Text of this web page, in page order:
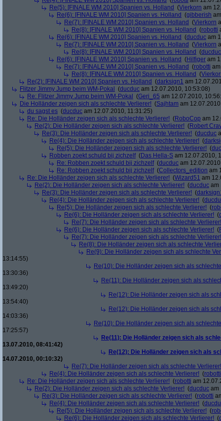
Re(5): [FINALE WM 2010] Spanien vs. Holland (Vierkorn am
Re(6): [FINALE WM 2010] Spanien vs. Holland (gibberish
Re(7): [FINALE WM 2010] Spanien vs. Holland (Vierkorn
Re(8): [FINALE WM 2010] Spanien vs. Holland (robotti
Re(6): [FINALE WM 2010] Spanien vs. Holland (ducduc am
Re(7): [FINALE WM 2010] Spanien vs. Holland (Vierkorn
Re(8): [FINALE WM 2010] Spanien vs. Holland (ducduc
Re(6): [FINALE WM 2010] Spanien vs. Holland (Hilfiger am
Re(7): [FINALE WM 2010] Spanien vs. Holland (robotti
Re(8): [FINALE WM 2010] Spanien vs. Holland (
Re(2): [FINALE WM 2010] Spanien vs. Holland (darksign1 am
Flitzer Jimmy Jump beim WM-Pokal
(ducduc am 12.07.2010, 10:53:08)
Re: Flitzer Jimmy Jump beim WM-Pokal
(Geri_65 am 12.07.2010,
Die Holländer zeigen sich als schlechte Verlierer! (Sajhtam am
du sagst es (ducduc am 12.07.2010, 11:31:25)
Re: Die Holländer zeigen sich als schlechte Verlierer! (RoboCop am
Re(2): Die Holländer zeigen sich als schlechte Verlierer! (Robert
Re(3): Die Holländer zeigen sich als schlechte Verlierer! (ducduc
Re(4): Die Holländer zeigen sich als schlechte Verlierer! (
Re(5): Die Holländer zeigen sich als schlechte Verlierer! (
Robben zoekt schuld bij zichzelf(Das Hella-S am 12.07.2010,
Re: Robben zoekt schuld bij zichzelf(ducduc am
Re: Robben zoekt schuld bij zichzelf(Collectors_edition am
Re: Die Holländer zeigen sich als schlechte Verlierer! (Wizard51 am
Re(2): Die Holländer zeigen sich als schlechte Verlierer! (ducduc am
Re(3): Die Holländer zeigen sich als schlechte Verlierer! (
Re(4): Die Holländer zeigen sich als schlechte Verlierer! (
Re(5): Die Holländer zeigen sich als schlechte Verlierer! (
Re(6): Die Holländer zeigen sich als schlechte Verlierer! (
Re(7): Die Holländer zeigen sich als schlechte Verlierer!
Re(6): Die Holländer zeigen sich als schlechte Verlierer! (
Re(7): Die Holländer zeigen sich als schlechte Verlierer!
Re(8): Die Holländer zeigen sich als schlechte
Re(9): Die Holländer zeigen sich als schlechte
13:14:55)
Re(10): Die Holländer zeigen sich als
13:30:36)
Re(11): Die Holländer zeigen sich als
13:49:20)
Re(12): Die Holländer zeigen sich als
13:54:40)
Re(12): Die Holländer zeigen sich als
14:03:36)
Re(10): Die Holländer zeigen sich als
17:25:57)
Re(11): Die Holländer zeigen sich als
13.07.2010, 08:41:42)
Re(12): Die Holländer zeigen sich als
14.07.2010, 00:10:32)
Re(7): Die Holländer zeigen sich als schlechte Verlierer!
Re(4): Die Holländer zeigen sich als schlechte Verlierer! (robotti
Re: Die Holländer zeigen sich als schlechte Verlierer! (robotti am
Re(2): Die Holländer zeigen sich als schlechte Verlierer! (ducduc am
Re(3): Die Holländer zeigen sich als schlechte Verlierer! (robotti
Re(4): Die Holländer zeigen sich als schlechte Verlierer! (
Re(5): Die Holländer zeigen sich als schlechte Verlierer! (
Re(6): Die Holländer zeigen sich als schlechte Verlierer! (